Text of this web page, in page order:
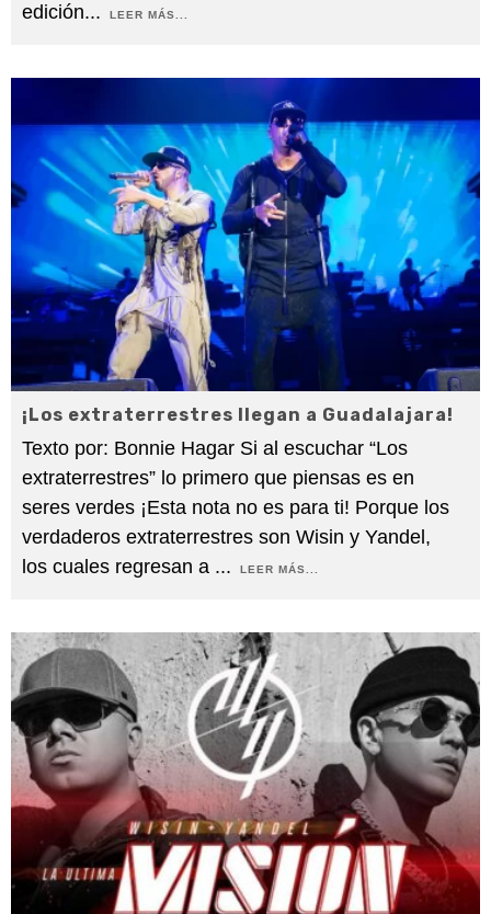
edición... LEER MÁS...
¡Los extraterrestres llegan a Guadalajara!
Texto por: Bonnie Hagar Si al escuchar “Los
extraterrestres” lo primero que piensas es en
seres verdes ¡Esta nota no es para ti! Porque los
verdaderos extraterrestres son Wisin y Yandel,
los cuales regresan a ... LEER MÁS...